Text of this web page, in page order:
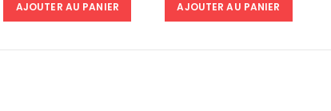
AJOUTER AU PANIER AJOUTER AU PANIER